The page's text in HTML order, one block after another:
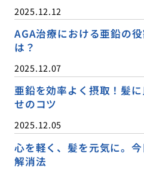
2025.12.12
AGA治療における亜鉛の
は？
2025.12.07
亜鉛を効率よく摂取！髪
せのコツ
2025.12.05
心を軽く、髪を元気に。
解消法